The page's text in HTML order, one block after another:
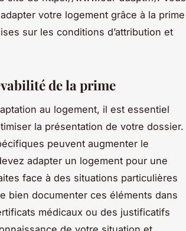
votre logement grâce à la prime
sur les conditions d’attribution et
de la prime
au logement, il est essentiel
la présentation de votre dossier.
peuvent augmenter le
adapter un logement pour une
face à des situations particulières
bien documenter ces éléments dans
médicaux ou des justificatifs